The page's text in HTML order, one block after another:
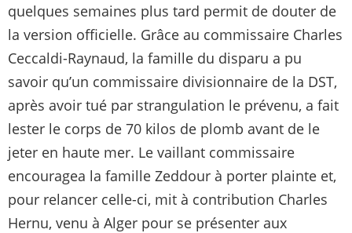
quelques semaines plus tard permit de douter de
la version officielle. Grâce au commissaire Charles
Ceccaldi-Raynaud, la famille du disparu a pu
savoir qu’un commissaire divisionnaire de la DST,
après avoir tué par strangulation le prévenu, a fait
lester le corps de 70 kilos de plomb avant de le
jeter en haute mer. Le vaillant commissaire
encouragea la famille Zeddour à porter plainte et,
pour relancer celle-ci, mit à contribution Charles
Hernu, venu à Alger pour se présenter aux